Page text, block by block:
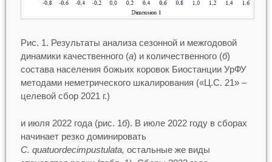
Рис. 1. Результаты анализа сезонной и межгодовой
динамики качественного (а) и количественного (б)
состава населения божьих коровок Биостанции УрФУ
методами неметрического шкалирования («Ц.С. 21» –
целевой сбор 2021 г.)
и июля 2022 года (рис. 1б). В июле 2022 году в сборах
начинает резко доминировать
C. quatuordecimpustulata, остальные же виды